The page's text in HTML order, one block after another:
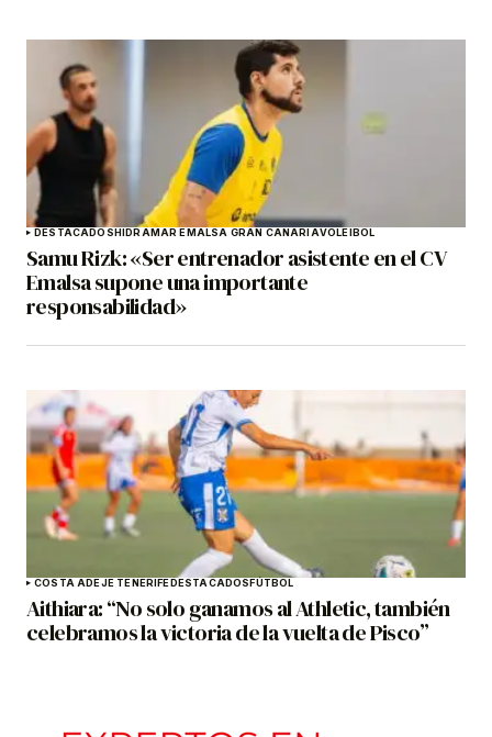
DESTACADOSHIDRAMAR EMALSA GRAN CANARIAVOLEIBOL
Samu Rizk: «Ser entrenador asistente en el CV
Emalsa supone una importante
responsabilidad»
COSTA ADEJE TENERIFEDESTACADOSFÚTBOL
Aithiara: “No solo ganamos al Athletic, también
celebramos la victoria de la vuelta de Pisco”